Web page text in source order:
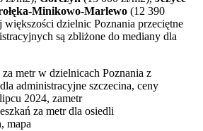
Minikowo-Marlewo (12 390
większości dzielnic Poznania przeciętne
są zbliżone do mediany dla
za metr dla osiedli
mapa